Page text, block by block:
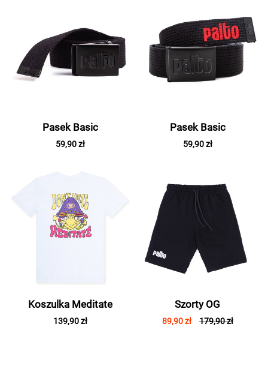
Pasek Basic
59,90 zł
Pasek Basic
59,90 zł
Koszulka Meditate
139,90 zł
Szorty OG
89,90 zł 179,90 zł